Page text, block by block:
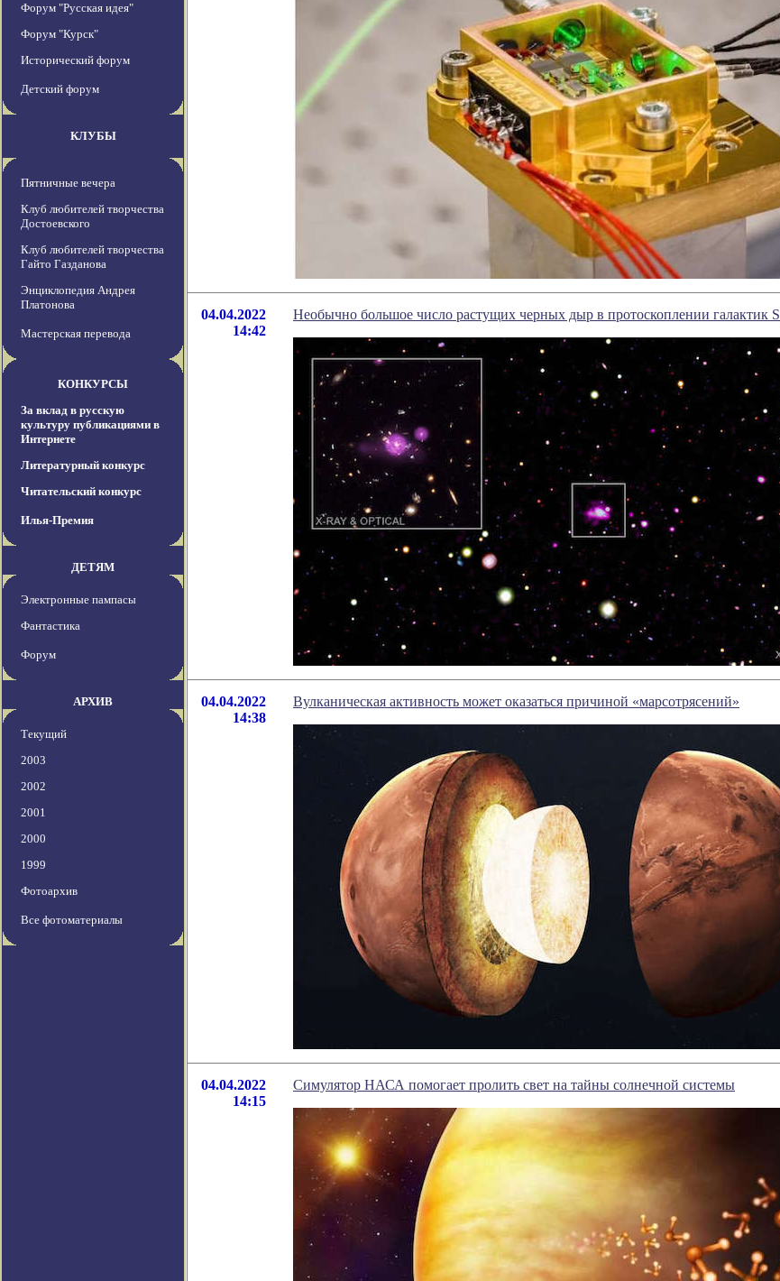
Форум "Русская идея"
Форум "Курск"
Исторический форум
Детский форум
КЛУБЫ
Пятничные вечера
Клуб любителей творчества
Достоевского
Клуб любителей творчества
Гайто Газданова
Энциклопедия Андрея
Платонова
Мастерская перевода
КОНКУРСЫ
За вклад в русскую
культуру публикациями в
Интернете
Литературный конкурс
Читательский конкурс
Илья-Премия
ДЕТЯМ
Электронные пампасы
Фантастика
Форум
АРХИВ
Текущий
2003
2002
2001
2000
1999
Фотоархив
Все фотоматериалы
04.04.2022
14:42
Необычно большое число растущих черных дыр в протоскоплении галактик
04.04.2022
14:38
Вулканическая активность может оказаться причиной «марсотрясений»
04.04.2022
14:15
Симулятор НАСА помогает пролить свет на тайны солнечной системы